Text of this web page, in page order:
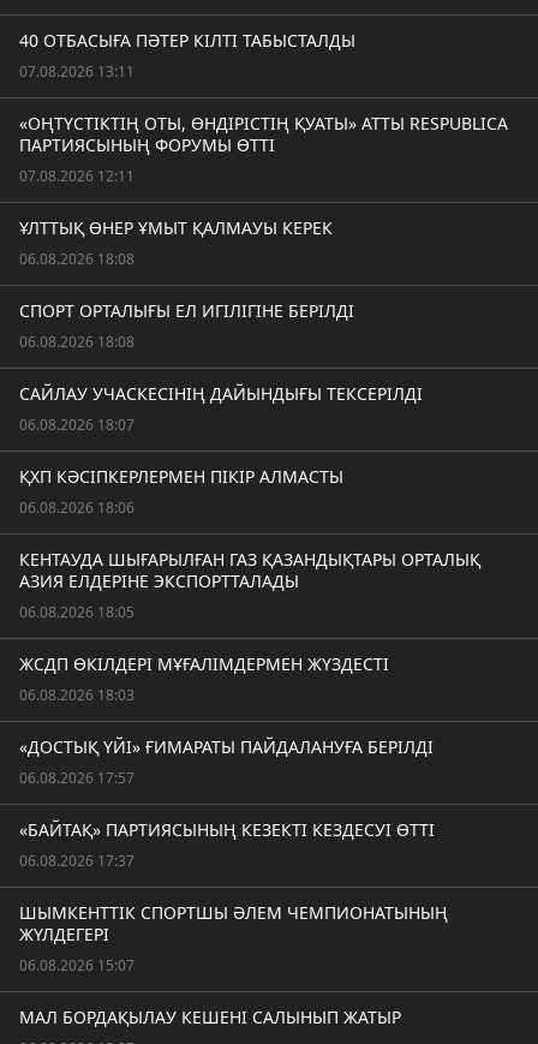
40 ОТБАСЫҒА ПӘТЕР КІЛТІ ТАБЫСТАЛДЫ
07.08.2026 13:11
«ОҢТҮСТІКТІҢ ОТЫ, ӨНДІРІСТІҢ ҚУАТЫ» АТТЫ RESPUBLICA
ПАРТИЯСЫНЫҢ ФОРУМЫ ӨТТІ
07.08.2026 12:11
ҰЛТТЫҚ ӨНЕР ҰМЫТ ҚАЛМАУЫ КЕРЕК
06.08.2026 18:08
СПОРТ ОРТАЛЫҒЫ ЕЛ ИГІЛІГІНЕ БЕРІЛДІ
06.08.2026 18:08
САЙЛАУ УЧАСКЕСІНІҢ ДАЙЫНДЫҒЫ ТЕКСЕРІЛДІ
06.08.2026 18:07
ҚХП КӘСІПКЕРЛЕРМЕН ПІКІР АЛМАСТЫ
06.08.2026 18:06
КЕНТАУДА ШЫҒАРЫЛҒАН ГАЗ ҚАЗАНДЫҚТАРЫ ОРТАЛЫҚ
АЗИЯ ЕЛДЕРІНЕ ЭКСПОРТТАЛАДЫ
06.08.2026 18:05
ЖСДП ӨКІЛДЕРІ МҰҒАЛІМДЕРМЕН ЖҮЗДЕСТІ
06.08.2026 18:03
«ДОСТЫҚ ҮЙІ» ҒИМАРАТЫ ПАЙДАЛАНУҒА БЕРІЛДІ
06.08.2026 17:57
«БАЙТАҚ» ПАРТИЯСЫНЫҢ КЕЗЕКТІ КЕЗДЕСУІ ӨТТІ
06.08.2026 17:37
ШЫМКЕНТТІК СПОРТШЫ ӘЛЕМ ЧЕМПИОНАТЫНЫҢ
ЖҮЛДЕГЕРІ
06.08.2026 15:07
МАЛ БОРДАҚЫЛАУ КЕШЕНІ САЛЫНЫП ЖАТЫР